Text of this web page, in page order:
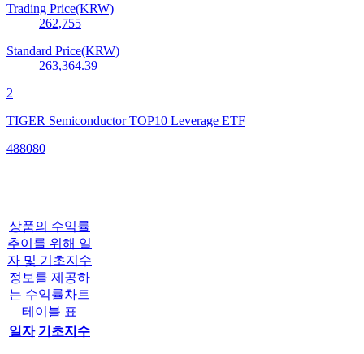
Trading Price(KRW)
262,755
Standard Price(KRW)
263,364.39
2
TIGER Semiconductor TOP10 Leverage ETF
488080
상품의 수익률
추이를 위해 일
자 및 기초지수
정보를 제공하
는 수익률차트
테이블 표
일자 기초지수